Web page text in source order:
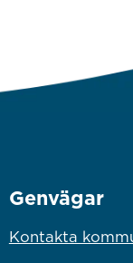
Genvägar
Kontakta